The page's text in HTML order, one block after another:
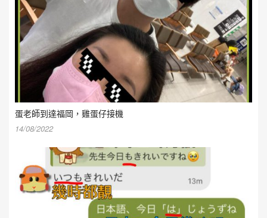
蛋老師到達福岡，雞蛋仔接機
14/08/2022